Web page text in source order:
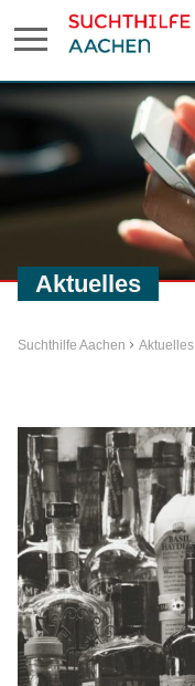
Aktuelles
Suchthilfe Aachen Aktuelles